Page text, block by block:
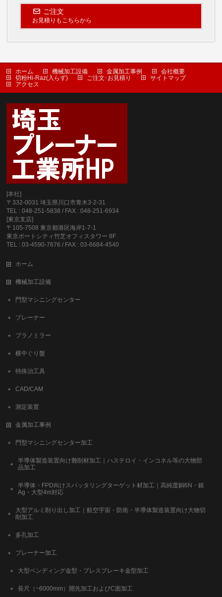
ご注文
お見積りもこちらから
ホーム 機械加工設備 金属加工事例
会社概要
切粉Hi-Raz(入らず)
ご注文･お見積り
サイトマップ
アクセス
[本社]
〒332-0031 埼玉県川口市青木3-2-31
TEL : 048-251-5838 / FAX : 048-251-6934
[東京支店]
〒105-7508 東京都港区海岸1-7-1
東京ポートシティ竹芝オフィスタワー 8F
TEL : 03-4590-7676 / FAX : 03-6684-4540
ホーム
機械加工設備
門型マシニングセンター
プレーナー
プラノミラー
横中ぐり盤
特殊治工具
CAD/CAM
測定装置
金属加工事例
門型マシニングセンター加工
半導体製造装置向け難削材加工｜ハステロイ・インコネル等の大物部
品加工
半導体・FPD向けスパッタリングターゲット材加工｜高純度銅6N・銀
Ag・大型4m対応
大型アルミ削り出し加工｜航空宇宙・防衛・半導体製造装置向け大物切
削加工
多孔加工
プレーナー加工
大型ベンディング金型・プレスブレーキ金型加工
長尺（~6000mm）開先加工およびC面加工